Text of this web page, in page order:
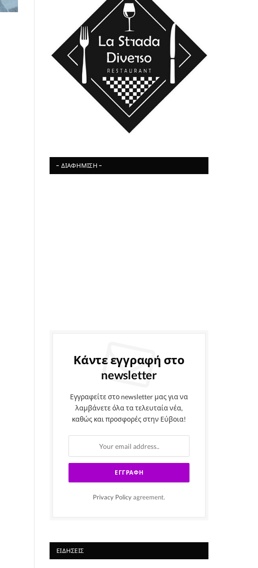
- ΔΙΑΦΉΜΙΣΗ -
Κάντε εγγραφή στο
newsletter
Εγγραφείτε στο newsletter μας για να
λαμβάνετε όλα τα τελευταία νέα,
καθώς και προσφορές στην Εύβοια!
Privacy Policy agreement.
ΕΙΔΉΣΕΙΣ